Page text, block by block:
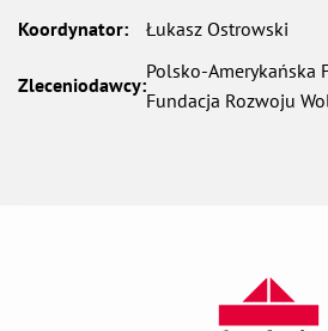
Koordynator:
Łukasz Ostrowski
Zleceniodawcy:
Polsko-Amerykańska
Fundacja Rozwoju